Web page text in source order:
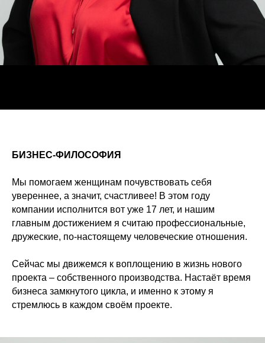
БИЗНЕС-ФИЛОСОФИЯ
Мы помогаем женщинам почувствовать себя
увереннее, а значит, счастливее! В этом году
компании исполнится вот уже 17 лет, и нашим
главным достижением я считаю профессиональные,
дружеские, по-настоящему человеческие отношения.
Сейчас мы движемся к воплощению в жизнь нового
проекта – собственного производства. Настаёт время
бизнеса замкнутого цикла, и именно к этому я
стремлюсь в каждом своём проекте.